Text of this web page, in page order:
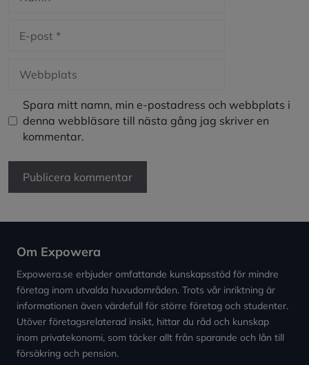
post
Spara mitt namn, min e-postadress och webbplats i
denna webbläsare till nästa gång jag skriver en
kommentar.
Om Expowera
Expowera.se erbjuder omfattande kunskapsstöd för mindre
företag inom utvalda huvudområden. Trots vår inriktning är
informationen även värdefull för större företag och studenter.
Utöver företagsrelaterad insikt, hittar du råd och kunskap
inom privatekonomi, som täcker allt från sparande och lån till
försäkring och pension.